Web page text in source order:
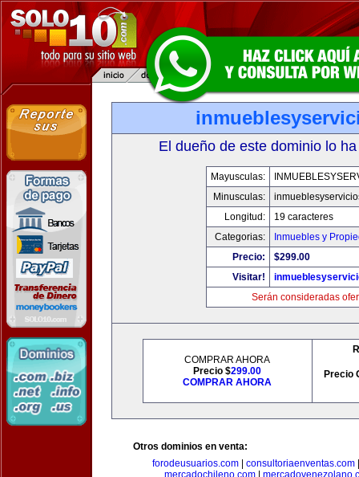
El dueño de este dominio lo
Mayusculas:
Minusculas:
Longitud:
19 caracteres
Categorias:
Inmuebles y
Precio:
$299.00
Visitar!
Serán consideradas
COMPRAR AHORA
Precio $299.00
COMPRAR AHORA
Precio
Otros dominios en venta:
forodeusuarios.com
consultoriaenventas.com
mercadochileno.com